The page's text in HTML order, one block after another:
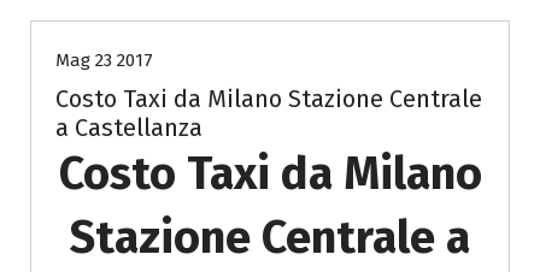
Mag 23 2017
Costo Taxi da Milano Stazione Centrale
a Castellanza
Costo Taxi da Milano
Stazione Centrale a